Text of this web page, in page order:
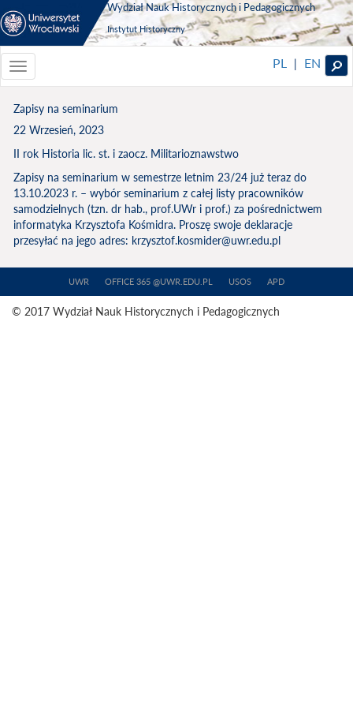
Wydział Nauk Historycznych i Pedagogicznych
Instytut Historyczny
Toggle
navigationToggle
PL | EN
Zapisy na seminarium
22 Wrzesień, 2023
II rok Historia lic. st. i zaocz. Militarioznawstwo
Zapisy na seminarium w semestrze letnim 23/24 już teraz do
13.10.2023 r. – wybór seminarium z całej listy pracowników
samodzielnych (tzn. dr hab., prof.UWr i prof.) za pośrednictwem
informatyka Krzysztofa Kośmidra. Proszę swoje deklaracje
przesyłać na jego adres: krzysztof.kosmider@uwr.edu.pl
UWR OFFICE 365 @UWR.EDU.PL USOS APD
© 2017 Wydział Nauk Historycznych i Pedagogicznych